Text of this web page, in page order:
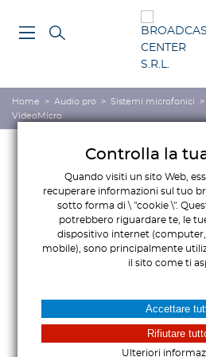
Home > Audio pro > Sistemi microfonici >
VideoMicro
Controlla la
Quando visiti un sito Web,
recuperare informazioni sul tuo
sotto forma di \ "cookie \".
potrebbero riguardare te, le
dispositivo internet
mobile), sono principalmente
il sito come ti
Ulteriori
Accettare
Rifiutare